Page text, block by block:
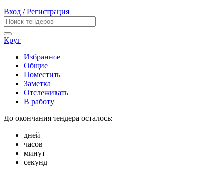
Вход /Регистрация
Круг
Избранное
Общие
Поместить
Заметка
Отслеживать
В работу
До окончания тендера осталось:
дней
часов
минут
секунд